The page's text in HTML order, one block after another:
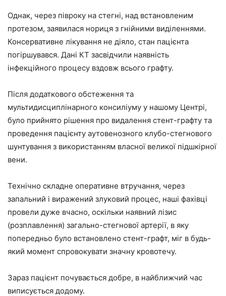
Однак, через півроку на стегні, над встановленим
протезом, заявилася нориця з гнійними виділеннями.
Консервативне лікування не діяло, стан пацієнта
погіршувався. Дані КТ засвідчили наявність
інфекційного процесу вздовж всього графту.
Після додаткового обстеження та
мультидисциплінарного консиліуму у нашому Центрі,
було прийнято рішення про видалення стент-графту та
проведення пацієнту аутовенозного клубо-стегнового
шунтування з використанням власної великої підшкірної
вени.
Технічно складне оперативне втручання, через
запальний і виражений злуковий процес, наші фахівці
провели дуже вчасно, оскільки наявний лізис
(розплавлення) загально-стегнової артерії, в яку
попередньо було встановлено стент-графт, міг в будь-
який момент спровокувати значну кровотечу.
Зараз пацієнт почувається добре, в найближчий час
виписується додому.